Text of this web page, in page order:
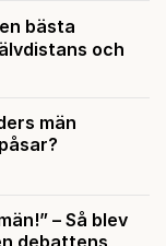
bästa
och
män
– Så blev